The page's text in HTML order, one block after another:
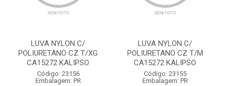
LUVA NYLON C/
POLIURETANO CZ T/XG
CA15272 KALIPSO
Código: 23156
Embalagem: PR
LUVA NYLON C/
POLIURETANO CZ T/M
CA15272 KALIPSO
Código: 23155
Embalagem: PR